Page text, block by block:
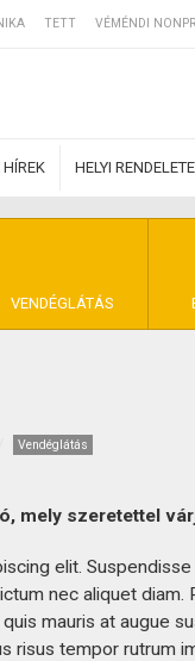
TETT VÉMÉNDI
HÍREK HELYI
VENDÉGLÁTÁS
Vendéglátás
mely szeretettel
elit.
nec aliquet
mauris at augue
risus tempor rutrum